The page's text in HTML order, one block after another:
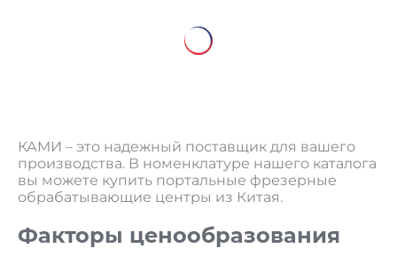
КАМИ – это надежный поставщик для вашего
производства. В номенклатуре нашего каталога
вы можете купить портальные фрезерные
обрабатывающие центры из Китая.
Факторы ценообразования